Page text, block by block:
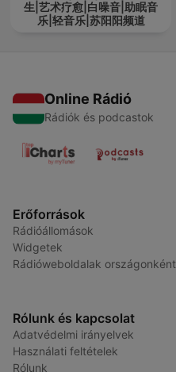
生|艺术疗愈|白噪音|助眠音
乐|轻音乐|苏阳阳频道
Online Rádió
Rádiók és podcastok
Erőforrások
Rádióállomások
Widgetek
Rádióweboldalak országonként
Rólunk és kapcsolat
Adatvédelmi irányelvek
Használati feltételek
Rólunk